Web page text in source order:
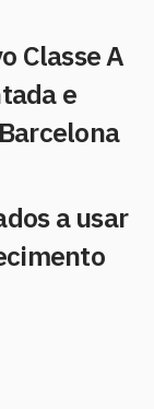
Classe A
e
a usar